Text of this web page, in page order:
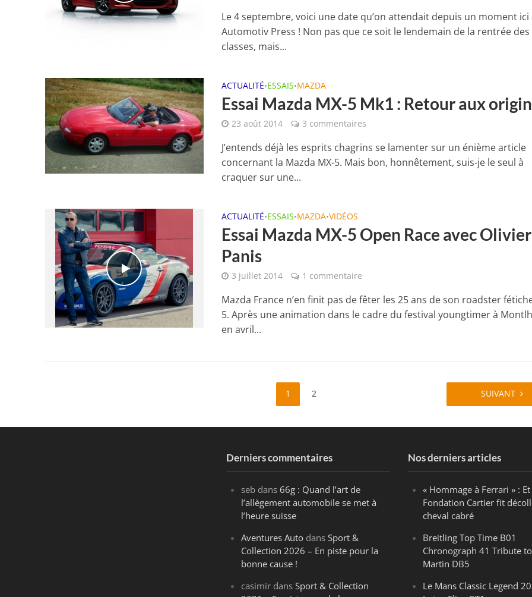
Le 4 septembre, voici une date qu’on attendait depuis un moment ici
Automotiv Press ! Non pas que ce soit le lendemain de la rentrée des
classes, mais...
ACTUALITÉ•ESSAIS•MAZDA
Essai Mazda MX-5 Mk1 : Retour aux
23 août 2014 3 commentaires
J’entends déjà les esprits chagrins se lamenter sur un énième article
concernant la Mazda MX-5. Mais bon, honnêtement, suis-je le seul à
craquer sur une...
ACTUALITÉ•ESSAIS•MAZDA•VIDÉOS
Essai Mazda MX-5 Open Race avec Olivier
Panis
3 juillet 2014 1 commentaire
Mazda France n’en finit pas de fêter les 25 ans de son roadster
5. Après une animation dans le cadre du festival youngtimer à
en avril...
1 2 SUIVANT
Derniers commentaires
seb dans66g : Quand l’art de
l’allègement automobile se met à
l’heure suisse
Aventures Auto dansSport &
Collection 2026 – En piste pour la
bonne cause !
casimir dansSport & Collection
Nos derniers articles
« Hommage à Ferrari » : Et
Fondation Cartier fit
cheval cabré
Breitling Top Time B01
Chronograph 41 Tribute
Martin DB5
Le Mans Classic Legend